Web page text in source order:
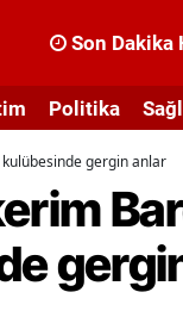
Son Dakika
Politika
kulübesinde gergin anlar